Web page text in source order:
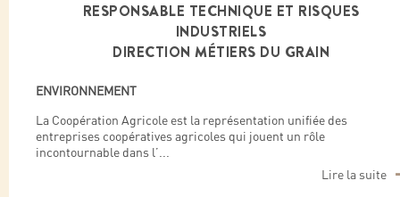
RESPONSABLE TECHNIQUE ET RISQUES
INDUSTRIELS
DIRECTION MÉTIERS DU GRAIN
ENVIRONNEMENT
La Coopération Agricole est la représentation unifiée des
entreprises coopératives agricoles qui jouent un rôle
incontournable dans l’...
Lire la suite